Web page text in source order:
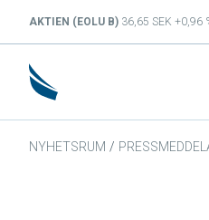
AKTIEN (EOLU B) 36,65 SEK +0,96
NYHETSRUM /